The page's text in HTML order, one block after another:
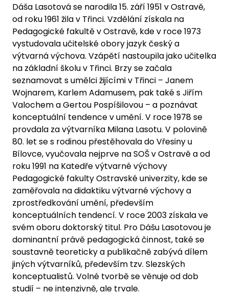
Dáša Lasotová se narodila 15. září 1951 v Ostravě,
od roku 1961 žila v Třinci. Vzdělání získala na
Pedagogické fakultě v Ostravě, kde v roce 1973
vystudovala učitelské obory jazyk český a
výtvarná výchova. Vzápětí nastoupila jako učitelka
na základní školu v Třinci. Brzy se začala
seznamovat s umělci žijícími v Třinci – Janem
Wojnarem, Karlem Adamusem, pak také s Jiřím
Valochem a Gertou Pospíšilovou – a poznávat
konceptuální tendence v umění. V roce 1978 se
provdala za výtvarníka Milana Lasotu. V polovině
80. let se s rodinou přestěhovala do Vřesiny u
Bílovce, vyučovala nejprve na SOŠ v Ostravě a od
roku 1991 na Katedře výtvarné výchovy
Pedagogické fakulty Ostravské univerzity, kde se
zaměřovala na didaktiku výtvarné výchovy a
zprostředkování umění, především
konceptuálních tendencí. V roce 2003 získala ve
svém oboru doktorský titul. Pro Dášu Lasotovou je
dominantní právě pedagogická činnost, také se
soustavně teoreticky a publikačně zabývá dílem
jiných výtvarníků, především tzv. Slezských
konceptualistů. Volné tvorbě se věnuje od dob
studií – ne intenzivně, ale trvale.